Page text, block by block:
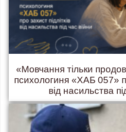
«Мовчання тільки
психологиня «ХАБ 057»
від насильства